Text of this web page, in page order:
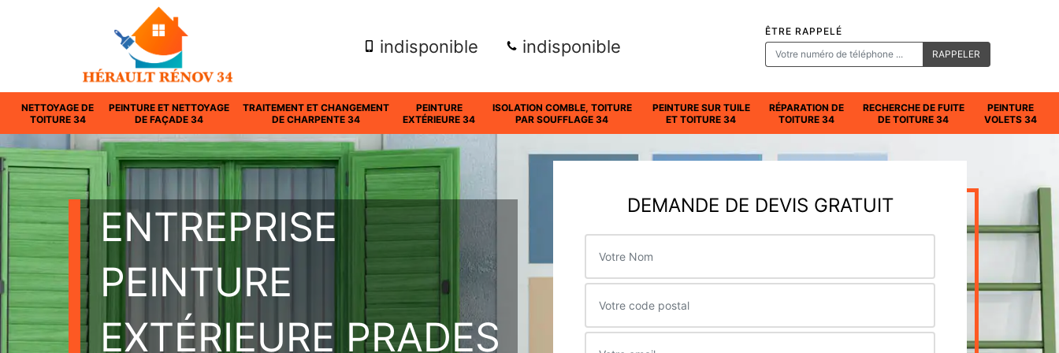
indisponible indisponible
ÊTRE RAPPELÉ
NETTOYAGE DE
TOITURE 34
PEINTURE ET NETTOYAGE
DE FAÇADE 34
TRAITEMENT ET CHANGEMENT
DE CHARPENTE 34
PEINTURE
EXTÉRIEURE 34
ISOLATION COMBLE, TOITURE
PAR SOUFFLAGE 34
PEINTURE SUR TUILE
ET TOITURE 34
RÉPARATION DE
TOITURE 34
RECHERCHE DE FUITE
DE TOITURE 34
PEINTURE
VOLETS 34
ENTREPRISE
PEINTURE
EXTÉRIEURE PRADES
DEMANDE DE DEVIS GRATUIT